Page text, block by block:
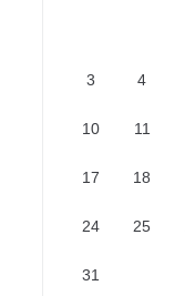
3 4
10 11
17 18
24 25
31